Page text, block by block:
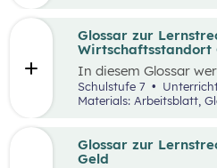
einer komplexen
Schnittstelle von
Glossar zur
Wirtschaftsstandort
In diesem Glossar
zum Thema
erklärt. Zusätzlich
ausgewählten
Schulstufe 7
Materials: Arbeitsblatt,
Glossar zur
Geld